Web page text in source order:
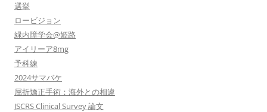
選挙
ロービジョン
緑内障学会@姫路
アイリーア8mg
予科練
2024サマバケ
屈折矯正手術：海外との相違
JSCRS Clinical Survey 論文